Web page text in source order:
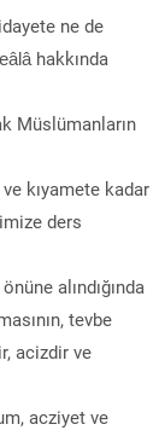
ne de
hakkında
Müslümanların
kıyamete kadar
ders
alındığında
tevbe
acizdir ve
acziyet ve